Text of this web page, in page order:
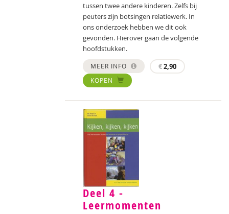
tussen twee andere kinderen. Zelfs bij
peuters zijn botsingen relatiewerk. In
ons onderzoek hebben we dit ook
gevonden. Hierover gaan de volgende
hoofdstukken.
MEER INFO €2,90
KOPEN
Deel 4 -
Leermomenten